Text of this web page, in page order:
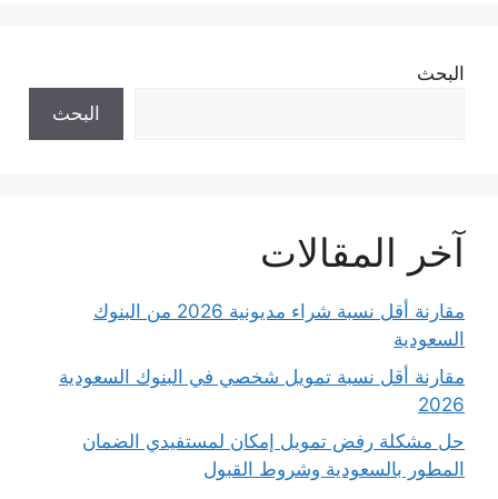
البحث
البحث
آخر المقالات
مقارنة أقل نسبة شراء مديونية 2026 من البنوك
السعودية
مقارنة أقل نسبة تمويل شخصي في البنوك السعودية
2026
حل مشكلة رفض تمويل إمكان لمستفيدي الضمان
المطور بالسعودية وشروط القبول